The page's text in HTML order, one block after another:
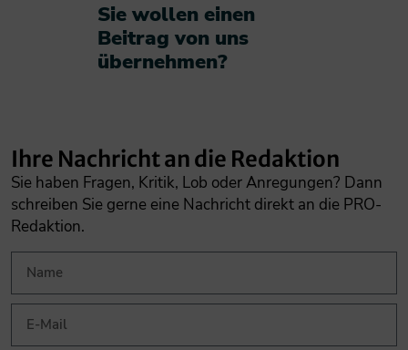
Sie wollen einen
Beitrag von uns
übernehmen?​
Ihre Nachricht an die Redaktion
Sie haben Fragen, Kritik, Lob oder Anregungen? Dann
schreiben Sie gerne eine Nachricht direkt an die PRO-
Redaktion.